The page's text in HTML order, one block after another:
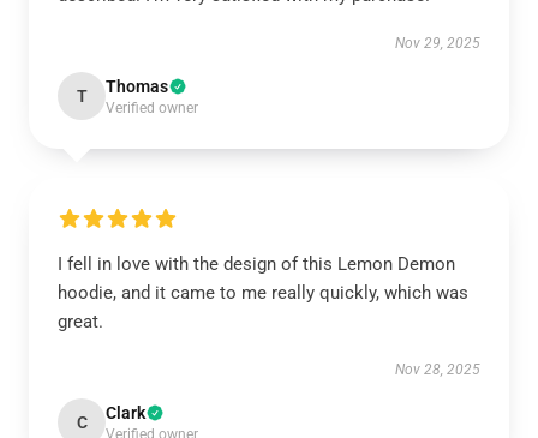
Nov 29, 2025
T Thomas
Verified owner
I fell in love with the design of this Lemon Demon
hoodie, and it came to me really quickly, which was
great.
Nov 28, 2025
C Clark
Verified owner